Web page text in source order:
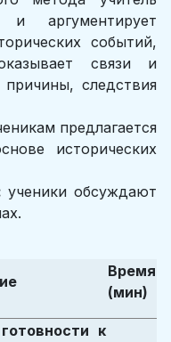
и аргументирует
событий,
связи и
причины, следствия
предлагается
исторических
ученики обсуждают
Время
(мин)
к